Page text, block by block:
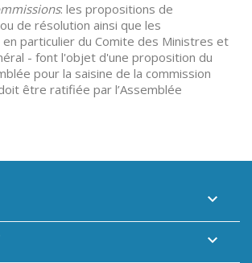
: les propositions de
de résolution ainsi que les
en particulier du Comite des Ministres et
- font l'objet d'une proposition du
pour la saisine de la commission
être ratifiée par l’Assemblée

